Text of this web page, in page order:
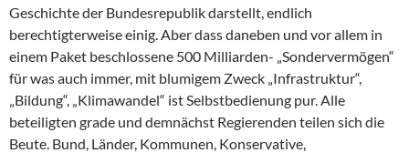
Geschichte der Bundesrepublik darstellt, endlich
berechtigterweise einig. Aber dass daneben und vor allem in
einem Paket beschlossene 500 Milliarden- „Sondervermögen“
für was auch immer, mit blumigem Zweck „Infrastruktur“,
„Bildung“, „Klimawandel“ ist Selbstbedienung pur. Alle
beteiligten grade und demnächst Regierenden teilen sich die
Beute. Bund, Länder, Kommunen, Konservative,